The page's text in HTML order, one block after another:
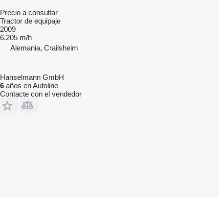
Precio a consultar
Tractor de equipaje
2009
6.205 m/h
Alemania, Crailsheim
Hanselmann GmbH
6 años en Autoline
Contacte con el vendedor